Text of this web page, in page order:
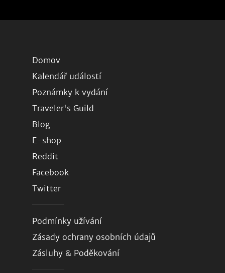
Domov
Kalendář událostí
Poznámky k vydání
Traveler's Guild
Blog
E-shop
Reddit
Facebook
Twitter
Podmínky užívání
Zásady ochrany osobních údajů
Zásluhy & Poděkování